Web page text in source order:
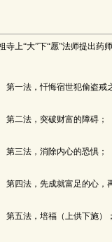
寺上“大”下“愿”法师提出药
一法，忏悔宿世犯偷盗戒
二法，突破财富的障碍；
三法，消除内心的恐惧；
四法，先成就富足的心，
五法，培福（上供下施）